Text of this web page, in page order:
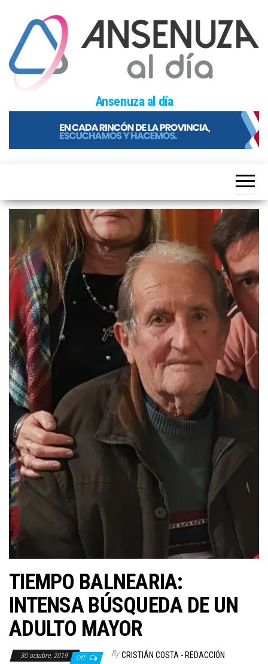
content
Ansenuza al día
TIEMPO BALNEARIA:
INTENSA BÚSQUEDA DE UN
ADULTO MAYOR
30 octubre, 2019 Off By CRISTIÁN COSTA - REDACCIÓN